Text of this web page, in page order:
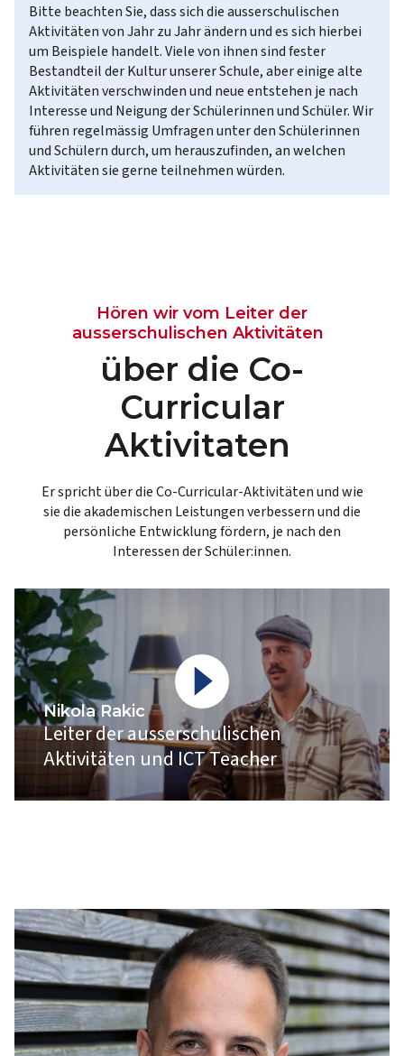
Bitte beachten Sie, dass sich die ausserschulischen
Aktivitäten von Jahr zu Jahr ändern und es sich hierbei
um Beispiele handelt. Viele von ihnen sind fester
Bestandteil der Kultur unserer Schule, aber einige alte
Aktivitäten verschwinden und neue entstehen je nach
Interesse und Neigung der Schülerinnen und Schüler. Wir
führen regelmässig Umfragen unter den Schülerinnen
und Schülern durch, um herauszufinden, an welchen
Aktivitäten sie gerne teilnehmen würden.
Hören wir vom Leiter der
ausserschulischen Aktivitäten
über die Co-
Curricular
Aktivitaten
Er spricht über die Co-Curricular-Aktivitäten und wie
sie die akademischen Leistungen verbessern und die
persönliche Entwicklung fördern, je nach den
Interessen der Schüler:innen.
Nikola Rakic
Leiter der ausserschulischen
Aktivitäten und ICT Teacher